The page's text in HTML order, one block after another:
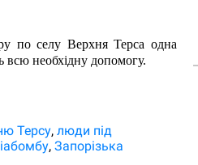
по селу Верхня Терса одна
необхідну допомогу.
Терсу люди під
Запорізька